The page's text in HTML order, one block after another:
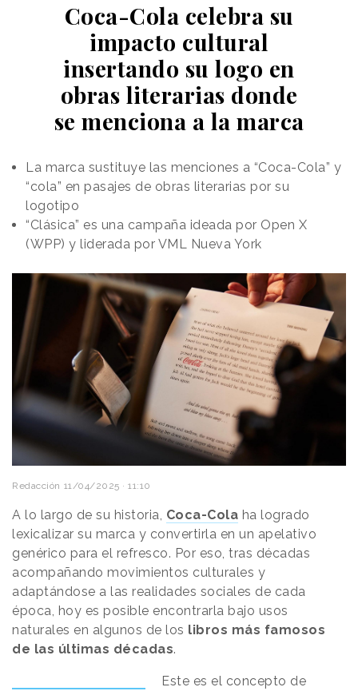
Coca-Cola celebra su
impacto cultural
insertando su logo en
obras literarias donde
se menciona a la marca
La marca sustituye las menciones a “Coca-Cola” y
“cola” en pasajes de obras literarias por su
logotipo
“Clásica” es una campaña ideada por Open X
(WPP) y liderada por VML Nueva York
Redacción 11/04/2025 · 11:10
A lo largo de su historia, Coca-Cola ha logrado
lexicalizar su marca y convertirla en un apelativo
genérico para el refresco. Por eso, tras décadas
acompañando movimientos culturales y
adaptándose a las realidades sociales de cada
época, hoy es posible encontrarla bajo usos
naturales en algunos de los libros más famosos
de las últimas décadas.
Este es el concepto de